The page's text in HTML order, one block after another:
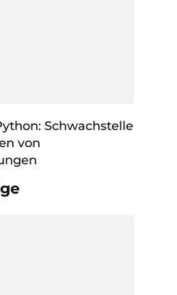
Schwachstelle
von